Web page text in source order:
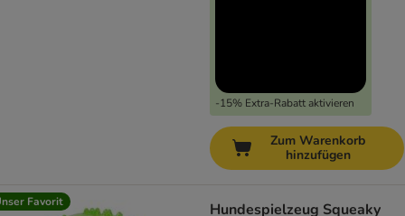
-15% Extra-Rabatt aktivieren
Zum Warenkorb
hinzufügen
Favorit
Hundespielzeug Squeaky